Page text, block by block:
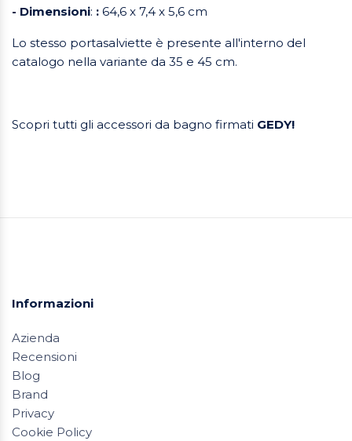
- Dimensioni: : 64,6 x 7,4 x 5,6 cm
Lo stesso portasalviette è presente all'interno del
catalogo nella variante da 35 e 45 cm.
Scopri tutti gli accessori da bagno firmati GEDY!
Informazioni
Azienda
Recensioni
Blog
Brand
Privacy
Cookie Policy